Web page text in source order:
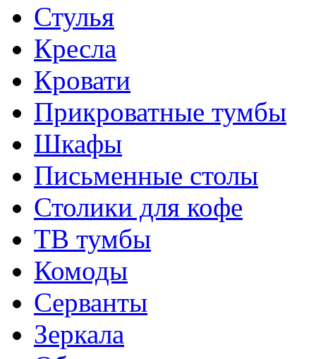
Стулья
Кресла
Кровати
Прикроватные тумбы
Шкафы
Письменные столы
Столики для кофе
ТВ тумбы
Комоды
Серванты
Зеркала